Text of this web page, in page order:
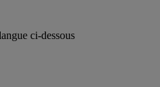
ci-dessous